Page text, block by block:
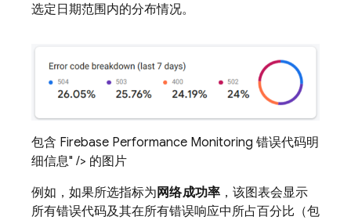
选定日期范围内的分布情况。
包含 Firebase Performance Monitoring 错误代码明
细信息" /> 的图片
例如，如果所选指标为 网络成功率 ，该图表会显示
所有错误代码及其在所有错误响应中所占百分比（包